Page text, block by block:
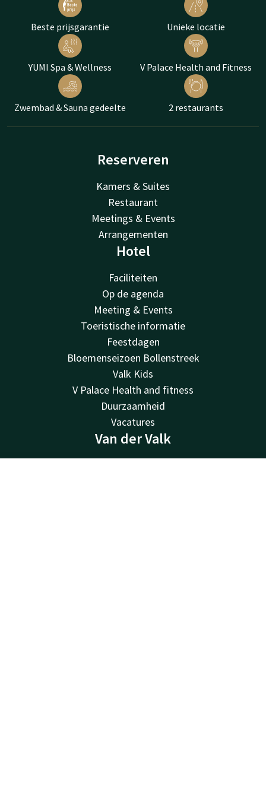
Beste prijsgarantie Unieke locatie
YUMI Spa & Wellness V Palace Health and Fitness
Zwembad & Sauna gedeelte 2 restaurants
Reserveren
Kamers & Suites
Restaurant
Meetings & Events
Arrangementen
Hotel
Faciliteiten
Op de agenda
Meeting & Events
Toeristische informatie
Feestdagen
Bloemenseizoen Bollenstreek
Valk Kids
V Palace Health and fitness
Duurzaamheid
Vacatures
Van der Valk